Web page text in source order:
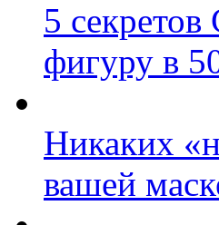
5
фигуру в
Никаких
вашей